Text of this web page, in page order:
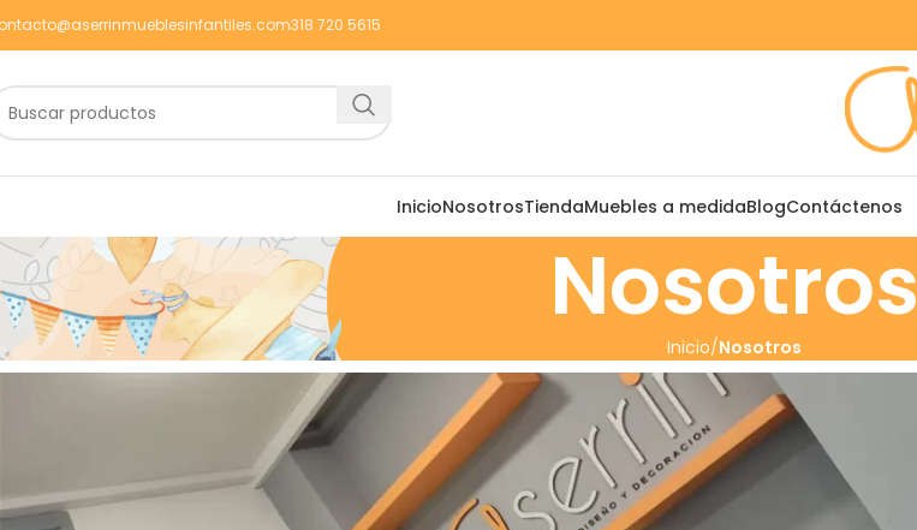
318 720 5615
InicioNosotrosTiendaMuebles a medidaBlogContáctenos
Nosotros
Inicio Nosotros